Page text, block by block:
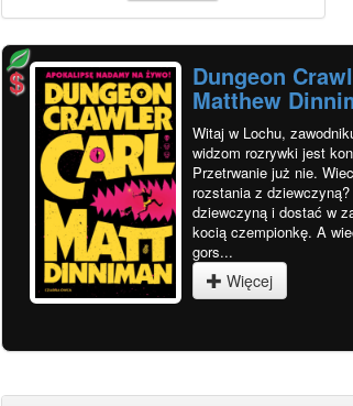
Dungeon
Matthew
Witaj w Lochu,
widzom rozrywki jest
Przetrwanie już nie.
rozstania z
dziewczyną i dostać w
kocią czempionkę. A
gors...
Więcej